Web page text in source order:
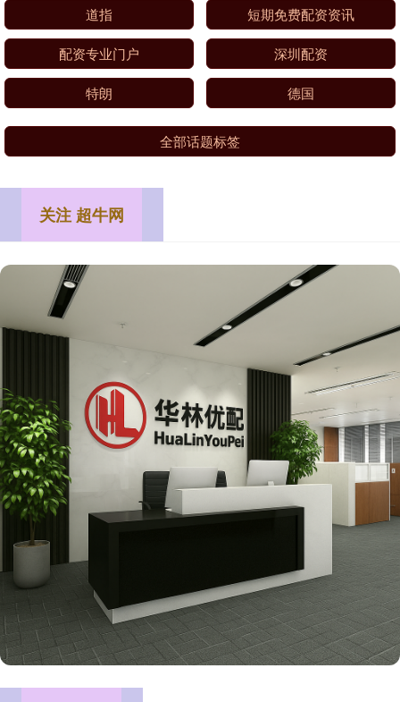
道指 短期免费配资资讯
配资专业门户 深圳配资
特朗 德国
全部话题标签
关注 超牛网